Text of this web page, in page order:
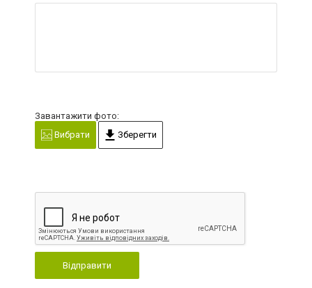
Завантажити фото:
Вибрати
Зберегти
Відправити